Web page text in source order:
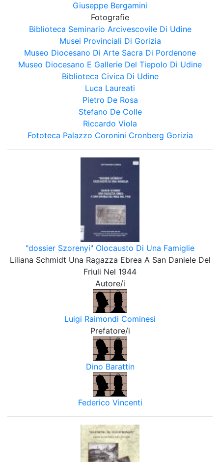
Giuseppe Bergamini
Fotografie
Biblioteca Seminario Arcivescovile Di Udine
Musei Provinciali Di Gorizia
Museo Diocesano Di Arte Sacra Di Pordenone
Museo Diocesano E Gallerie Del Tiepolo Di Udine
Biblioteca Civica Di Udine
Luca Laureati
Pietro De Rosa
Stefano De Colle
Riccardo Viola
Fototeca Palazzo Coronini Cronberg Gorizia
"dossier Szorenyi" Olocausto Di Una Famiglie
Liliana Schmidt Una Ragazza Ebrea A San Daniele Del
Friuli Nel 1944
Autore/i
Luigi Raimondi Cominesi
Prefatore/i
Dino Barattin
Federico Vincenti